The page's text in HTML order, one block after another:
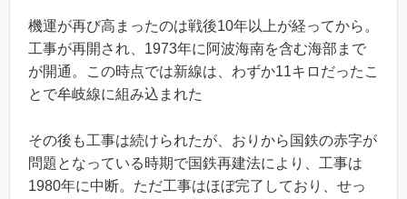
機運が再び高まったのは戦後10年以上が経ってから。
工事が再開され、1973年に阿波海南を含む海部まで
が開通。この時点では新線は、わずか11キロだったこ
とで牟岐線に組み込まれた
その後も工事は続けられたが、おりから国鉄の赤字が
問題となっている時期で国鉄再建法により、工事は
1980年に中断。ただ工事はほぼ完了しており、せっ